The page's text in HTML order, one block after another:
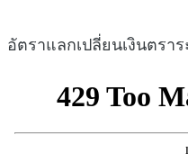
อัตราแลกเปลี่ยนเงินตรา